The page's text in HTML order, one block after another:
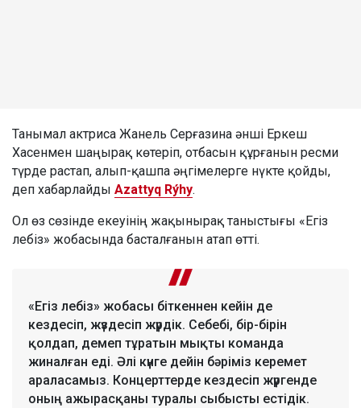
Танымал актриса Жанель Серғазина әнші Еркеш
Хасенмен шаңырақ көтеріп, отбасын құрғанын ресми
түрде растап, алып-қашпа әңгімелерге нүкте қойды,
деп хабарлайды Azattyq Rýhy.
Ол өз сөзінде екеуінің жақынырақ таныстығы «Егіз
лебіз» жобасында басталғанын атап өтті.
«Егіз лебіз» жобасы біткеннен кейін де
кездесіп, жүздесіп жүрдік. Себебі, бір-бірін
қолдап, демеп тұратын мықты команда
жиналған еді. Әлі күнге дейін бәріміз керемет
араласамыз. Концерттерде кездесіп жүргенде
оның ажырасқаны туралы сыбысты естідік.